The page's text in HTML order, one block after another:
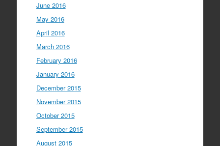
June 2016
May 2016
April 2016
March 2016
February 2016
January 2016
December 2015
November 2015
October 2015
September 2015
August 2015